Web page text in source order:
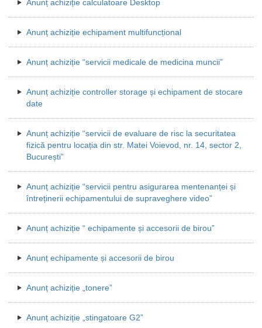
Anunț achiziție calculatoare Desktop
Anunț achiziție echipament multifuncțional
Anunț achiziție “servicii medicale de medicina muncii”
Anunț achiziție controller storage și echipament de stocare
date
Anunț achiziție “servicii de evaluare de risc la securitatea
fizică pentru locația din str. Matei Voievod, nr. 14, sector 2,
București”
Anunț achiziție “servicii pentru asigurarea mentenanței și
întreținerii echipamentului de supraveghere video”
Anunț achiziție “ echipamente și accesorii de birou”
Anunț echipamente și accesorii de birou
Anunț achiziție „tonere”
Anunț achiziție „stingatoare G2”